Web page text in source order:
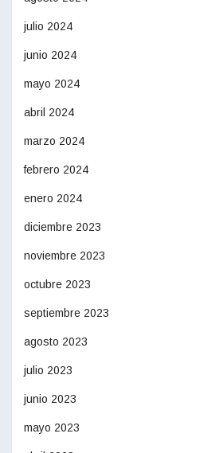
julio 2024
junio 2024
mayo 2024
abril 2024
marzo 2024
febrero 2024
enero 2024
diciembre 2023
noviembre 2023
octubre 2023
septiembre 2023
agosto 2023
julio 2023
junio 2023
mayo 2023